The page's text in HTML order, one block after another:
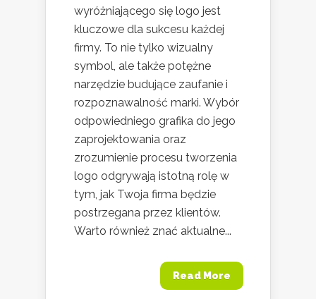
wyróżniającego się logo jest
kluczowe dla sukcesu każdej
firmy. To nie tylko wizualny
symbol, ale także potężne
narzędzie budujące zaufanie i
rozpoznawalność marki. Wybór
odpowiedniego grafika do jego
zaprojektowania oraz
zrozumienie procesu tworzenia
logo odgrywają istotną rolę w
tym, jak Twoja firma będzie
postrzegana przez klientów.
Warto również znać aktualne...
Read More